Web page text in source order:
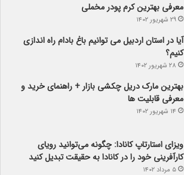
معرفی بهترین کرم پودر مخملی
۲۹ شهریور ۱۴۰۲
آیا در استان اردبیل می توانیم باغ بادام راه اندازی
کنیم؟
۲۸ شهریور ۱۴۰۲
بهترین مارک دریل چکشی بازار + راهنمای خرید و
معرفی قابلیت ها
۱۴ شهریور ۱۴۰۲
ویزای استارتاپ کانادا: چگونه می‌توانید رویای
کارآفرینی خود را در کانادا به حقیقت تبدیل کنید
۵ مرداد ۱۴۰۲